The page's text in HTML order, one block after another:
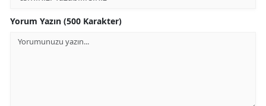
Yorum Yazın (500 Karakter)